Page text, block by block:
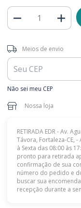
Entregas para o CEP:
Meios de envio
Não sei meu CEP
Nossa loja
RETIRADA EDR - Av.
Távora, Fortaleza-CE,
à Sexta das 08:00 às
pronto para retirada
confirmação de sua
número do pedido e
buscar sua
recepção durante a